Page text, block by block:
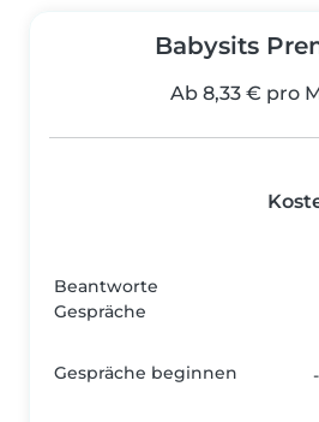
Babysits
Ab 8,33 € pro
Beantworte
Gespräche
Gespräche beginnen -